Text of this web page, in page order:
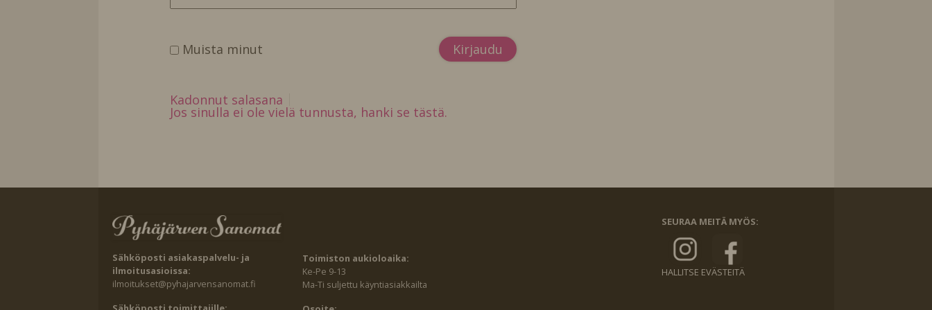
Muista minut
Kadonnut salasana
Jos sinulla ei ole vielä tunnusta, hanki se tästä.
Sähköposti asiakaspalvelu- ja
ilmoitusasioissa:
ilmoitukset@pyhajarvensanomat.fi
Toimiston aukioloaika:
Ke-Pe 9-13
Ma-Ti suljettu käyntiasiakkailta
SEURAA MEITÄ MYÖS:
HALLITSE EVÄSTEITÄ